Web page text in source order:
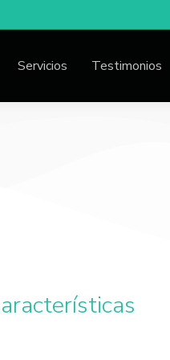
Servicios Testimonios